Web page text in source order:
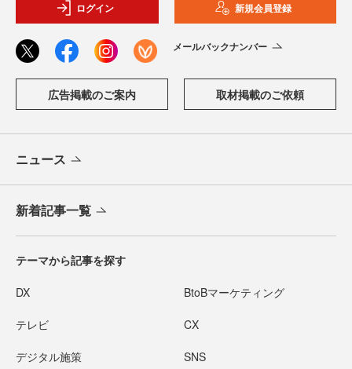
ログイン 新規会員登録
メールバックナンバー
広告掲載のご案内 取材掲載のご依頼
ニュース
新着記事一覧
テーマから記事を探す
DX BtoBマーケティング
テレビ CX
デジタル施策 SNS